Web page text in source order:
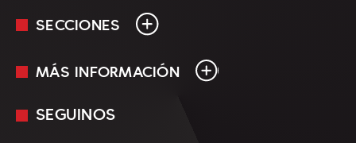
SECCIONES
En Vivo
MÁS INFORMACIÓN
Mediakit
SEGUINOS